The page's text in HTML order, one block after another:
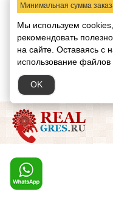
Керамогранит Adicon
80х240
Производитель: Adicon
Страна:
Индия
Минимальная сумма
Мы используем
рекомендовать
на сайте. Оставаясь с
использование файлов
OK